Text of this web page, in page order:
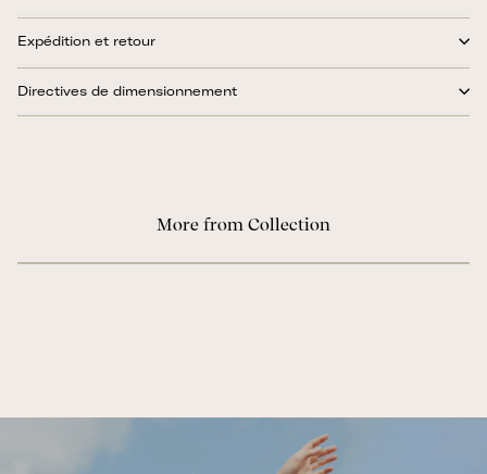
Expédition et retour
Directives de dimensionnement
More from Collection